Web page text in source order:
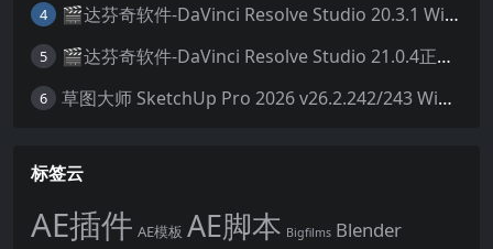
4 🎬达芬奇软件-DaVinci Resolve Studio 20.3.1 Win/Mac中文破解版下载
5 🎬达芬奇软件-DaVinci Resolve Studio 21.0.4正式版 Win/Mac中文破解版下载
6 草图大师 SketchUp Pro 2026 v26.2.242/243 Win/Mac破解版 中文版/英文版
标签云
AE插件 AE模板 AE脚本 Bigfilms Blender